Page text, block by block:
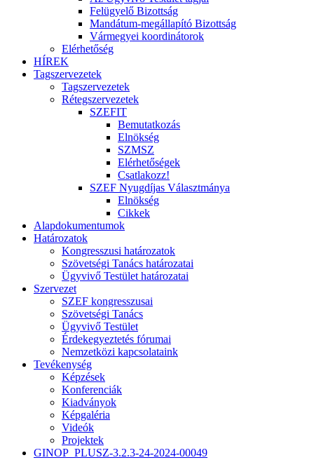
Felügyelő Bizottság
Mandátum-megállapító Bizottság
Vármegyei koordinátorok
Elérhetőség
HÍREK
Tagszervezetek
Tagszervezetek
Rétegszervezetek
SZEFIT
Bemutatkozás
Elnökség
SZMSZ
Elérhetőségek
Csatlakozz!
SZEF Nyugdíjas Választmánya
Elnökség
Cikkek
Alapdokumentumok
Határozatok
Kongresszusi határozatok
Szövetségi Tanács határozatai
Ügyvivő Testület határozatai
Szervezet
SZEF kongresszusai
Szövetségi Tanács
Ügyvivő Testület
Érdekegyeztetés fórumai
Nemzetközi kapcsolataink
Tevékenység
Képzések
Konferenciák
Kiadványok
Képgaléria
Videók
Projektek
GINOP_PLUSZ-3.2.3-24-2024-00049